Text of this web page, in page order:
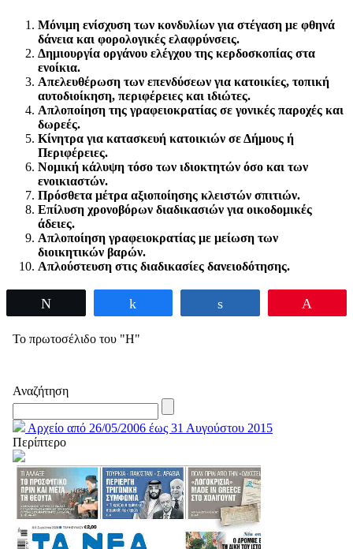
Μόνιμη ενίσχυση των κονδυλίων για στέγαση με φθηνά
δάνεια και φορολογικές ελαφρύνσεις.
Δημιουργία οργάνου ελέγχου της κερδοσκοπίας στα
ενοίκια.
Απελευθέρωση των επενδύσεων για κατοικίες, τοπική
αυτοδιοίκηση, περιφέρειες και ιδιώτες.
Απλοποίηση της γραφειοκρατίας σε γονικές παροχές και
δωρεές.
Κίνητρα για κατασκευή κατοικιών σε Δήμους ή
Περιφέρειες.
Νομική κάλυψη τόσο των ιδιοκτητών όσο και των
ενοικιαστών.
Πρόσθετα μέτρα αξιοποίησης κλειστών σπιτιών.
Επίλυση χρονοβόρων διαδικασιών για οικοδομικές
άδειες.
Απλοποίηση γραφειοκρατίας με μείωση των
διοικητικών βαρών.
Απλούστευση στις διαδικασίες δανειοδότησης.
Το πρωτοσέλιδο του "Η"
Αναζήτηση
Αρχείο από 26/05/2006 έως 31 Αυγούστου 2015
Περίπτερο